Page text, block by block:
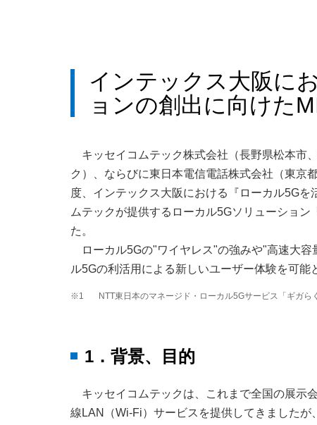
インテックス大阪に
ョンの創出に向けた
キッセイコムテック株式会社（長野県松本市
ク）、ならびに東日本電信電話株式会社（東京
度、インテックス大阪における『ローカル5G
ムテックが提供するローカル5Gソリューション
た。
ローカル5Gの"ワイヤレス"の強みや"高速大
ル5Gの利活用による新しいユーザー体験を可能
※1 NTT東日本のマネージド・ローカル5Gサービス「ギガら
1．背景、目的
キッセイコムテックは、これまで全国の展示
線LAN（Wi-Fi）サービスを提供してきました